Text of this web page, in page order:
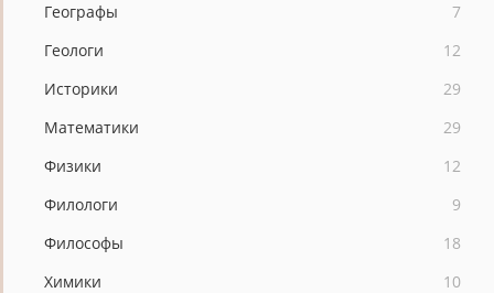
Географы
7
Геологи
12
Историки
29
Математики
29
Физики
12
Филологи
9
Философы
18
Химики
10